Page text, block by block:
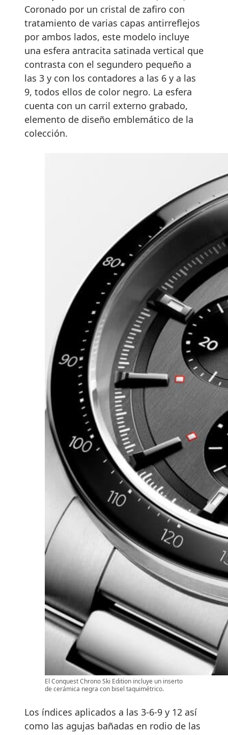
Coronado por un cristal de zafiro con
tratamiento de varias capas antirreflejos
por ambos lados, este modelo incluye
una esfera antracita satinada vertical que
contrasta con el segundero pequeño a
las 3 y con los contadores a las 6 y a las
9, todos ellos de color negro. La esfera
cuenta con un carril externo grabado,
elemento de diseño emblemático de la
colección.
El Conquest Chrono Ski Edition incluye un inserto
de cerámica negra con bisel taquimétrico.
Los índices aplicados a las 3-6-9 y 12 así
como las agujas bañadas en rodio de las